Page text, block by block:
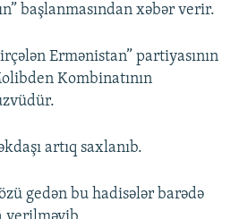
başlanmasından xəbər verir.
Ermənistan” partiyasının
Kombinatının
artıq saxlanıb.
gedən bu hadisələr barədə